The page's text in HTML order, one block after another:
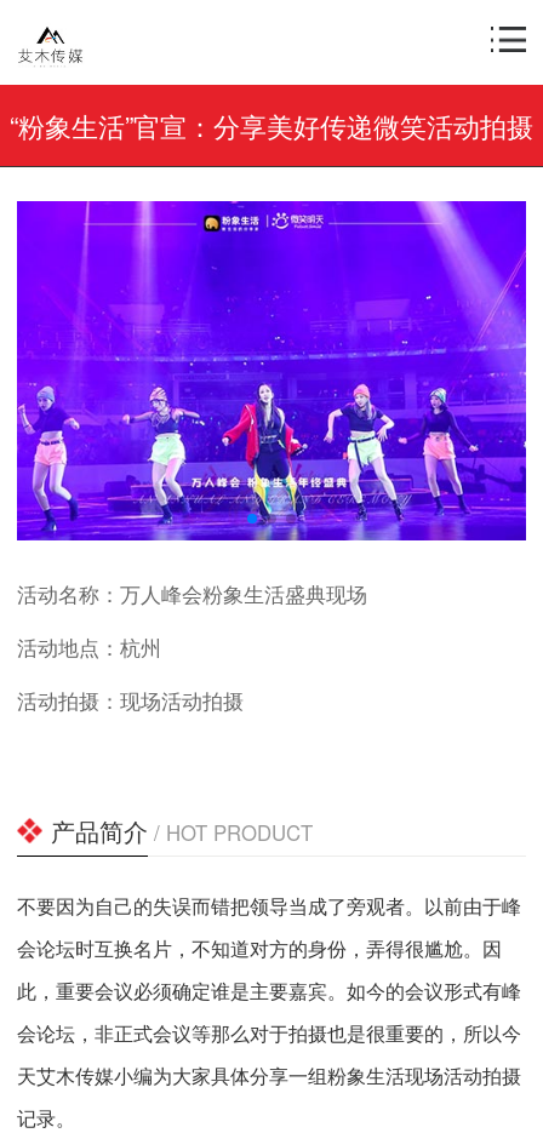
“粉象生活”官宣：分享美好传递微笑活动拍摄
活动名称：万人峰会粉象生活盛典现场
活动地点：杭州
活动拍摄：现场活动拍摄
产品简介 / HOT PRODUCT
不要因为自己的失误而错把领导当成了旁观者。以前由于峰
会论坛时互换名片，不知道对方的身份，弄得很尴尬。因
此，重要会议必须确定谁是主要嘉宾。如今的会议形式有峰
会论坛，非正式会议等那么对于拍摄也是很重要的，所以今
天艾木传媒小编为大家具体分享一组粉象生活现场活动拍摄
记录。